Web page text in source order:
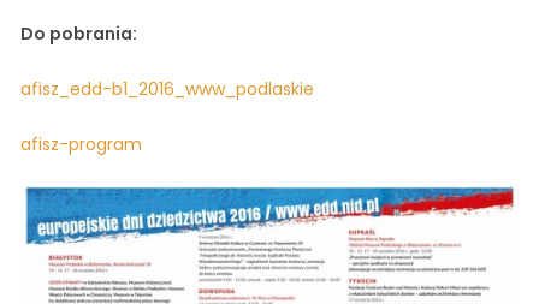
Do pobrania:
afisz_edd-b1_2016_www_podlaskie
afisz-program